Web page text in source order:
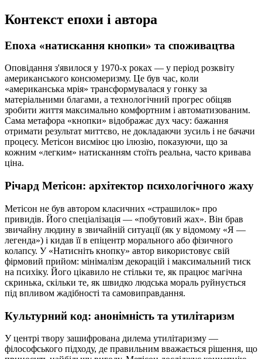
Контекст епохи і автора
Епоха «натискання кнопки» та споживацтва
Оповідання з'явилося у 1970-х роках — у період розквіту
американського консюмеризму. Це був час, коли
«американська мрія» трансформувалася у гонку за
матеріальними благами, а технологічний прогрес обіцяв
зробити життя максимально комфортним і автоматизованим.
Сама метафора «кнопки» відображає дух часу: бажання
отримати результат миттєво, не докладаючи зусиль і не бачачи
процесу. Метісон висміює цю ілюзію, показуючи, що за
кожним «легким» натисканням стоїть реальна, часто кривава
ціна.
Річард Метісон: архітектор психологічного жаху
Метісон не був автором класичних «страшилок» про
привидів. Його спеціалізація — «побутовий жах». Він брав
звичайну людину в звичайній ситуації (як у відомому «Я —
легенда») і кидав її в епіцентр морального або фізичного
колапсу. У «Натисніть кнопку» автор використовує свій
фірмовий прийом: мінімалізм декорацій і максимальний тиск
на психіку. Його цікавило не стільки те, як працює магічна
скринька, скільки те, як швидко людська мораль руйнується
під впливом жадібності та самовиправдання.
Культурний код: анонімність та утилітаризм
У центрі твору зашифрована дилема утилітаризму —
філософського підходу, де правильним вважається рішення, що